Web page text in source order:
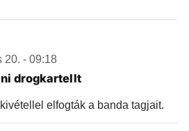
20. - 09:18
drogkartellt
elfogták a banda tagjait.